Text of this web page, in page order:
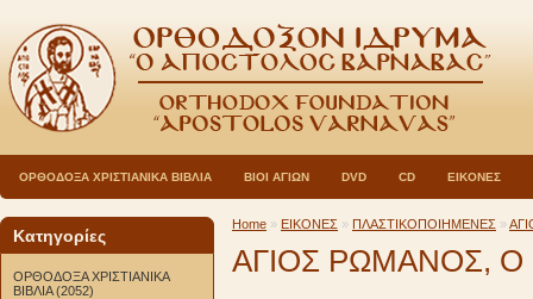
ΟΡΘΟΔΟΞΑ ΧΡΙΣΤΙΑΝΙΚΑ ΒΙΒΛΙΑ ΒΙΟΙ ΑΓΙΩΝ DVD CD ΕΙΚΟΝΕΣ
Κατηγορίες
ΟΡΘΟΔΟΞΑ ΧΡΙΣΤΙΑΝΙΚΑ
ΒΙΒΛΙΑ (2052)
Home » ΕΙΚΟΝΕΣ » ΠΛΑΣΤΙΚΟΠΟΙΗΜΕΝΕΣ »
ΑΓΙΟΣ ΡΩΜΑΝΟΣ,